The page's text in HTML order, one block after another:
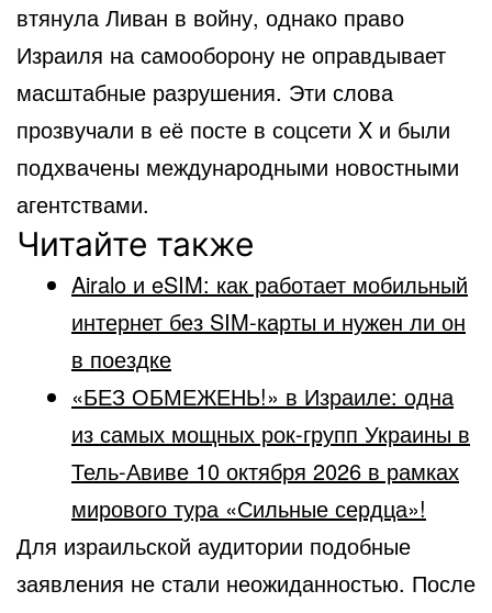
втянула Ливан в войну, однако право
Израиля на самооборону не оправдывает
масштабные разрушения. Эти слова
прозвучали в её посте в соцсети X и были
подхвачены международными новостными
агентствами.
Читайте также
Airalo и eSIM: как работает мобильный
интернет без SIM-карты и нужен ли он
в поездке
«БЕЗ ОБМЕЖЕНЬ!» в Израиле: одна
из самых мощных рок-групп Украины в
Тель-Авиве 10 октября 2026 в рамках
мирового тура «Сильные сердца»!
Для израильской аудитории подобные
заявления не стали неожиданностью. После